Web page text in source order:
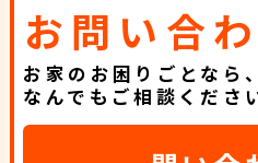
お家のお困りごとなら、
なんでもご相談くださ
お問い合